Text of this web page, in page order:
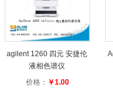
agilent 1260 四元 安捷伦
液相色谱仪
价格： ￥1.00